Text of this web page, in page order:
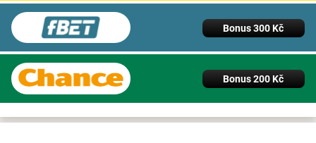
Bonus 300 Kč
Bonus 200 Kč